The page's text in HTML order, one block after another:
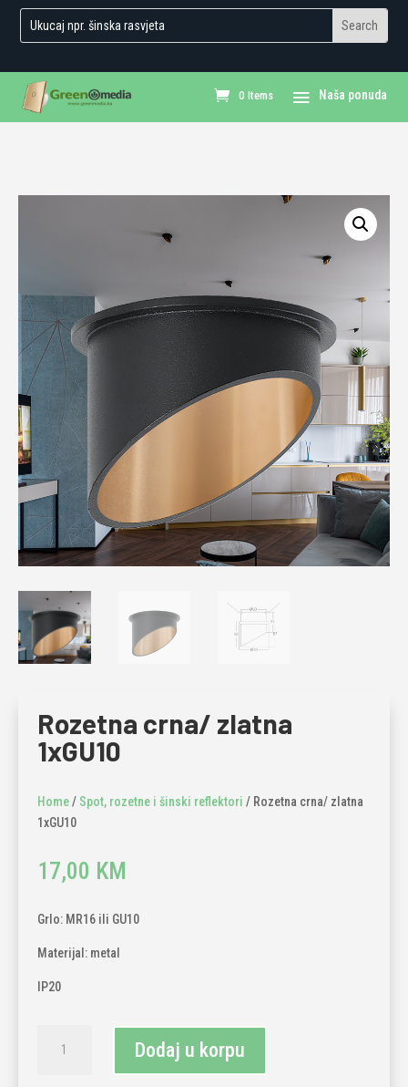
0 Items
Rozetna crna/ zlatna
1xGU10
Home/ Spot, rozetne i šinski reflektori / Rozetna crna/ zlatna
1xGU10
17,00 KM
Grlo: MR16 ili GU10
Materijal: metal
IP20
crna/
Dodaj u korpu